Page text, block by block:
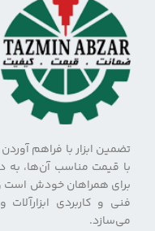
تضمین ابزار با فراهم
با قیمت مناسب آن‌ها، به
برای همراهان خودش است
فنی و کاربردی
می‌سازد.